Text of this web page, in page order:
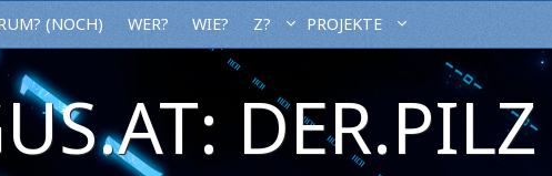
(NOCH) WER? WIE? Z? PROJEKTE
DER.PILZ